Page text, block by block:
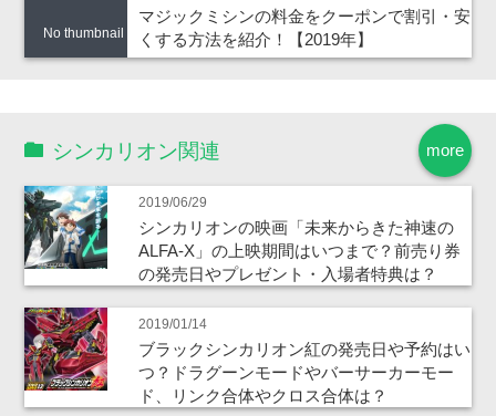
No thumbnail
マジックミシンの料金をクーポンで割引・安
くする方法を紹介！【2019年】
more
シンカリオン関連
2019/06/29
シンカリオンの映画「未来からきた神速の
ALFA-X」の上映期間はいつまで？前売り券
の発売日やプレゼント・入場者特典は？
2019/01/14
ブラックシンカリオン紅の発売日や予約はい
つ？ドラグーンモードやバーサーカーモー
ド、リンク合体やクロス合体は？